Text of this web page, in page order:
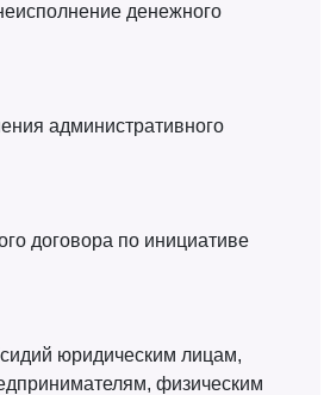
денежного
административного
договора по инициативе
юридическим лицам,
физическим